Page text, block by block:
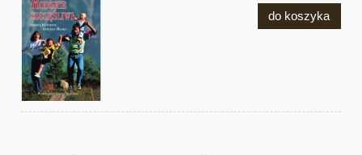
do koszyka